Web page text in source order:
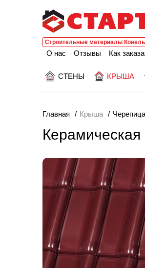
Строительные материалы Ковель
СТЕНЫ КРЫША
О нас Отзывы Как
Главная Крыша Черепица